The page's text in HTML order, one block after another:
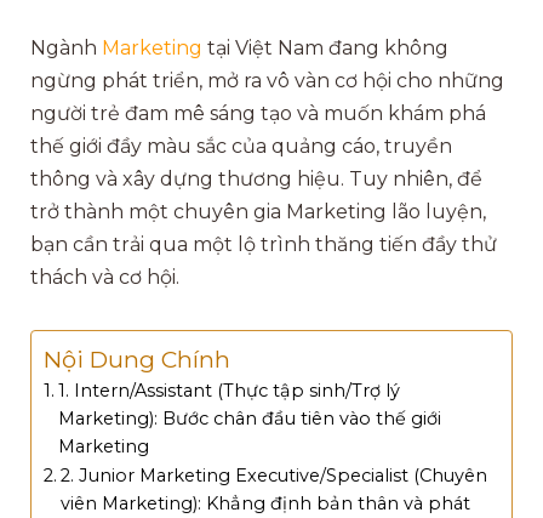
Ngành Marketing tại Việt Nam đang không
ngừng phát triển, mở ra vô vàn cơ hội cho những
người trẻ đam mê sáng tạo và muốn khám phá
thế giới đầy màu sắc của quảng cáo, truyền
thông và xây dựng thương hiệu. Tuy nhiên, để
trở thành một chuyên gia Marketing lão luyện,
bạn cần trải qua một lộ trình thăng tiến đầy thử
thách và cơ hội.
Nội Dung Chính
1. Intern/Assistant (Thực tập sinh/Trợ lý
Marketing): Bước chân đầu tiên vào thế giới
Marketing
2. Junior Marketing Executive/Specialist (Chuyên
viên Marketing): Khẳng định bản thân và phát